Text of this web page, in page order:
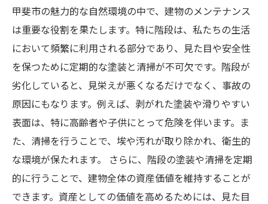
甲斐市の魅力的な自然環境の中で、建物のメンテナンス
は重要な役割を果たします。特に階段は、私たちの生活
において頻繁に利用される部分であり、見た目や安全性
を保つために定期的な塗装と清掃が不可欠です。階段が
劣化していると、見栄えが悪くなるだけでなく、事故の
原因にもなります。例えば、剥がれた塗装や滑りやすい
表面は、特に高齢者や子供にとって危険を伴います。ま
た、清掃を行うことで、埃や汚れが取り除かれ、衛生的
な環境が保たれます。 さらに、階段の塗装や清掃を定期
的に行うことで、建物全体の資産価値を維持することが
できます。資産としての価値を高めるためには、見た目